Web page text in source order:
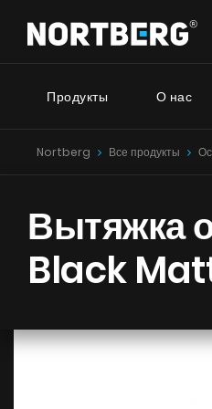
Продукты
Новинки
Вытяжки Пристенные
Вытяжки Встраиваемые
Вытяжки Рустикальные
Вытяжки Потолочные
Вытяжки Декоративные
Вытяжки
О нас
Советник
Nortberg Все продукты
Вытяжка
Black